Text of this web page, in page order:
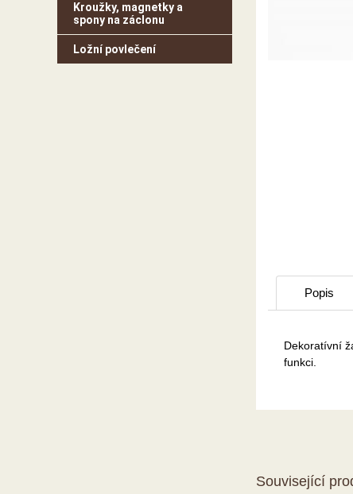
Kroužky, magnetky a
spony na záclonu
Ložní povlečení
Popis
Dekoratívní
funkci.
Související